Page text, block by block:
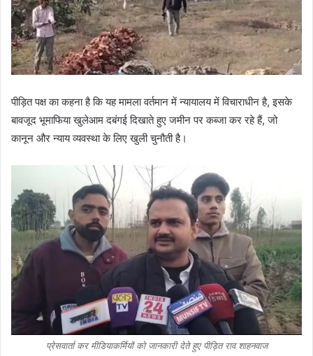
पीड़ित पक्ष का कहना है कि यह मामला वर्तमान में न्यायालय में विचाराधीन है, इसके
बावजूद भूमाफिया खुलेआम दबंगई दिखाते हुए जमीन पर कब्जा कर रहे हैं, जो
कानून और न्याय व्यवस्था के लिए खुली चुनौती है।
प्रेसवार्ता कर मीडियाकर्मियों को जानकारी देते हुए पीड़ित राव शाहनवाज